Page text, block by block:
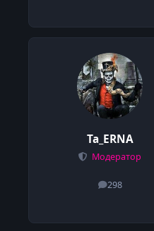
Ta_ERNA
Модератор
298
сообщения